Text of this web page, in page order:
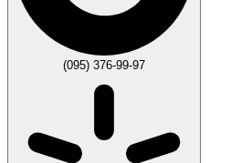
(095) 376-99-97